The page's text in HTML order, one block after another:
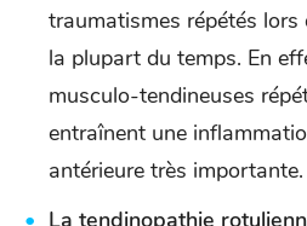
traumatismes répétés
la plupart du temps. En
musculo-tendineuses
entraînent une
antérieure très importante.